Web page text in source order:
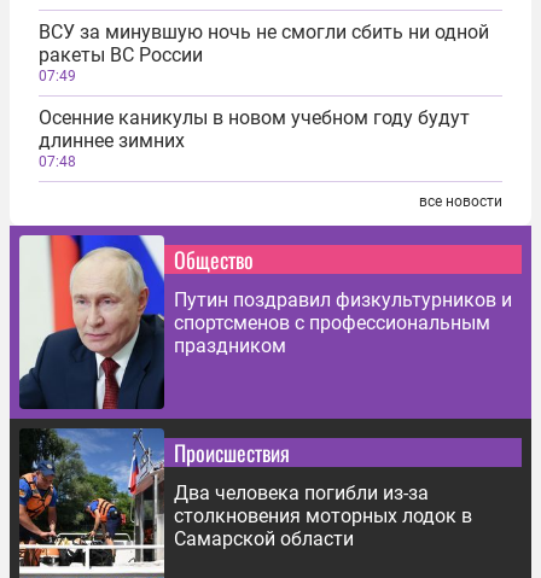
ВСУ за минувшую ночь не смогли сбить ни одной
ракеты ВС России
07:49
Осенние каникулы в новом учебном году будут
длиннее зимних
07:48
все новости
Общество
Путин поздравил физкультурников и
спортсменов с профессиональным
праздником
Происшествия
Два человека погибли из-за
столкновения моторных лодок в
Самарской области